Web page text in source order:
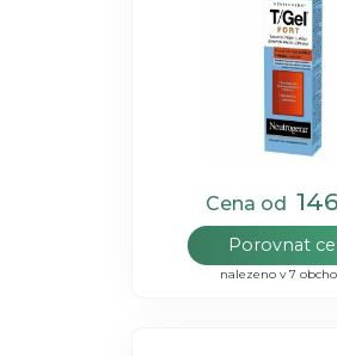
Cena od
Porovnat
nalezeno v 7